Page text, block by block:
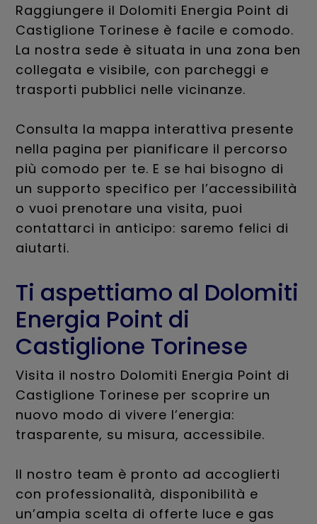
Raggiungere il Dolomiti Energia Point di
Castiglione Torinese è facile e comodo.
La nostra sede è situata in una zona ben
collegata e visibile, con parcheggi e
trasporti pubblici nelle vicinanze.
Consulta la mappa interattiva presente
nella pagina per pianificare il percorso
più comodo per te. E se hai bisogno di
un supporto specifico per l’accessibilità
o vuoi prenotare una visita, puoi
contattarci in anticipo: saremo felici di
aiutarti.
Ti aspettiamo al Dolomiti
Energia Point di
Castiglione Torinese
Visita il nostro Dolomiti Energia Point di
Castiglione Torinese per scoprire un
nuovo modo di vivere l’energia:
trasparente, su misura, accessibile.
Il nostro team è pronto ad accoglierti
con professionalità, disponibilità e
un’ampia scelta di offerte luce e gas